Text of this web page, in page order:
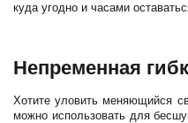
куда угодно и часами
Непременная
Хотите уловить меняющийся
можно использовать для